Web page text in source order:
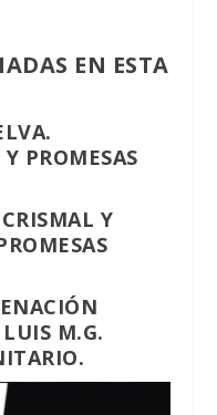
EN ESTA
PROMESAS
Y
LUIS M.G.